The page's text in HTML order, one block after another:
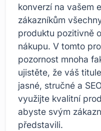
konverzí na vašem
zákazníkům
produktu pozitivně
nákupu. V tomto
pozornost mnoha
ujistěte, že váš
jasné, stručné a
využijte kvalitní
abyste svým
představili.